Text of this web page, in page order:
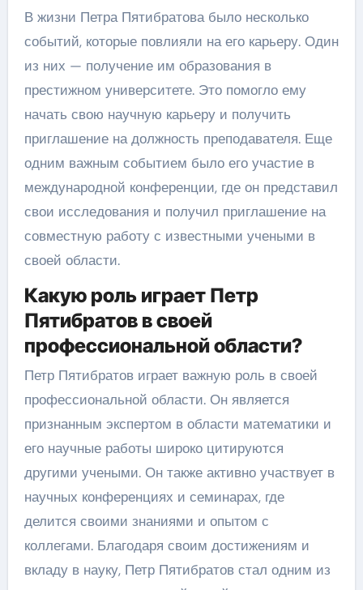
В жизни Петра Пятибратова было несколько
событий, которые повлияли на его карьеру. Один
из них — получение им образования в
престижном университете. Это помогло ему
начать свою научную карьеру и получить
приглашение на должность преподавателя. Еще
одним важным событием было его участие в
международной конференции, где он представил
свои исследования и получил приглашение на
совместную работу с известными учеными в
своей области.
Какую роль играет Петр
Пятибратов в своей
профессиональной области?
Петр Пятибратов играет важную роль в своей
профессиональной области. Он является
признанным экспертом в области математики и
его научные работы широко цитируются
другими учеными. Он также активно участвует в
научных конференциях и семинарах, где
делится своими знаниями и опытом с
коллегами. Благодаря своим достижениям и
вкладу в науку, Петр Пятибратов стал одним из